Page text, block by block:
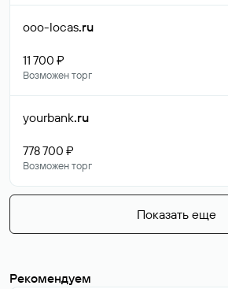
ooo-locas.ru
11 700 ₽
Возможен торг
yourbank.ru
778 700 ₽
Возможен торг
Показать еще
Рекомендуем